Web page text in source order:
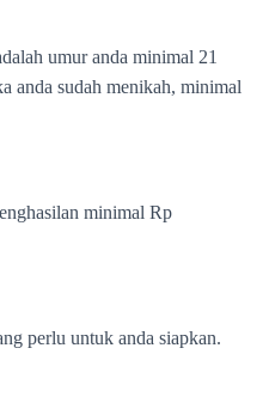
umur anda minimal 21
anda sudah menikah, minimal
minimal Rp
perlu untuk anda siapkan.